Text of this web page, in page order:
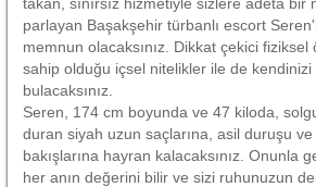
parlayan Başakşehir türbanlı escort
memnun olacaksınız. Dikkat çekici fiziksel
sahip olduğu içsel nitelikler ile de
bulacaksınız.
Seren, 174 cm boyunda ve 47 kiloda,
duran siyah uzun saçlarına, asil duruşu
bakışlarına hayran kalacaksınız. Onunla
her anın değerini bilir ve sizi ruhunuzun